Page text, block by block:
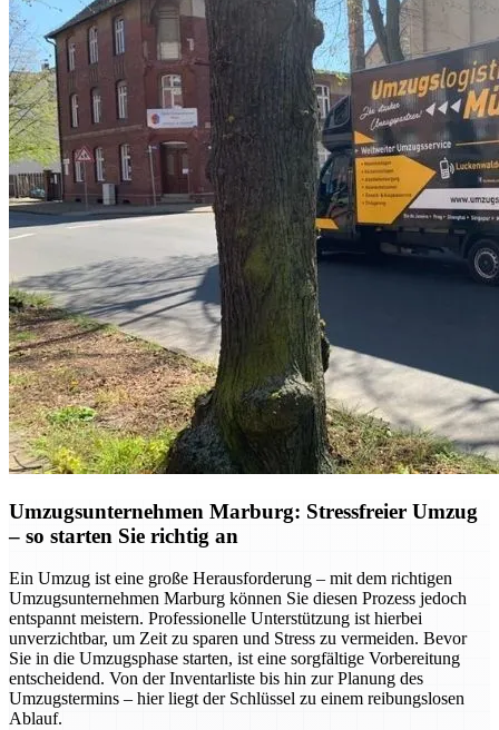
Umzugsunternehmen Marburg: Stressfreier Umzug
– so starten Sie richtig an
Ein Umzug ist eine große Herausforderung – mit dem richtigen
Umzugsunternehmen Marburg können Sie diesen Prozess jedoch
entspannt meistern. Professionelle Unterstützung ist hierbei
unverzichtbar, um Zeit zu sparen und Stress zu vermeiden. Bevor
Sie in die Umzugsphase starten, ist eine sorgfältige Vorbereitung
entscheidend. Von der Inventarliste bis hin zur Planung des
Umzugstermins – hier liegt der Schlüssel zu einem reibungslosen
Ablauf.